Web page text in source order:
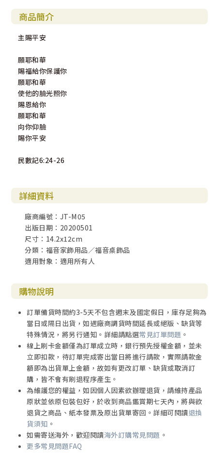
商品簡介
主賜平安
願耶和華
賜福給你保護你
願耶和華
使他的臉光照你
賜恩給你
願耶和華
向你仰臉
賜你平安
民數記6:24-26
詳細資料
廠商編號：JT-M05
出版日期：20200501
尺寸：14.2x12cm
分類：福音家飾用品／福音桌飾品
適用對象：適用所有人
購物說明
訂單備貨時間約3-5天不包含週末及國定假日，庫存足夠為
當日或隔日出貨，如遇廠商調貨時間延長或絕版、缺貨等
特殊情況，將另行通知。詳細請點選常見訂單問題 。
線上刷卡金額僅為訂單成立時，銀行預先授權金額，並未
立即扣款，待訂單完成寄出當日將進行請款，實際請款金
額即為出貨單上金額，故如有更改訂單、缺貨或取消訂
購，皆不會有刷退程序產生。
為維護您的權益，如因個人因素欲辦理退貨，請維持產品
原狀並依原包裝包好，於收到商品鑑賞期七天內，將與欲
退貨之商品、紙本發票及原出貨單寄回。詳細可閱讀退換
貨須知 。
如需寄送海外，歡迎閱讀海外訂購常見問題 。
更多常見問題FAQ